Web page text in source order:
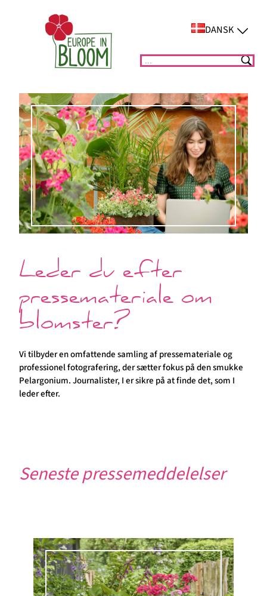
DANSK
Suchen
Leder du efter
pressemateriale om
blomster?
Vi tilbyder en omfattende samling af pressemateriale og
professionel fotografering, der sætter fokus på den smukke
Pelargonium. Journalister, I er sikre på at finde det, som I
leder efter.
Seneste pressemeddelelser